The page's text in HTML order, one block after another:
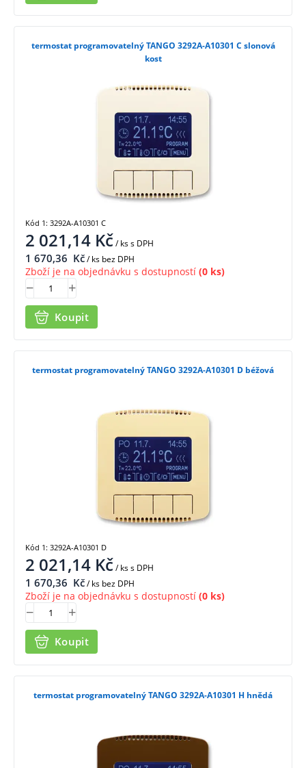
termostat programovatelný TANGO 3292A-A10301 C slonová
kost
2 021,14 Kč/ kss DPH
1 670,36 Kč/ ks bez DPH
Zboží je na objednávku s dostupností (0 ks)
Koupit
Kód 1: 3292A-A10301 C
termostat programovatelný TANGO 3292A-A10301 D béžová
2 021,14 Kč/ kss DPH
1 670,36 Kč/ ks bez DPH
Zboží je na objednávku s dostupností (0 ks)
Koupit
Kód 1: 3292A-A10301 D
termostat programovatelný TANGO 3292A-A10301 H hnědá